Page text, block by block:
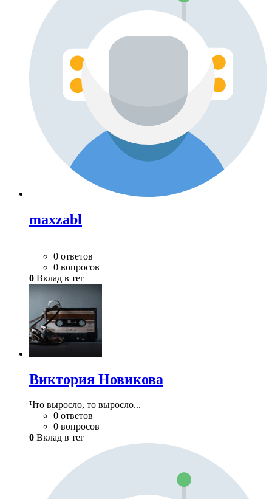
maxzabl
0 ответов
0 вопросов
0 Вклад в тег
Виктория Новикова
Что выросло, то выросло...
0 ответов
0 вопросов
0 Вклад в тег